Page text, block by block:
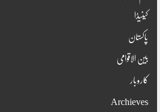
کینیڈا
پاکستان
بین الاقوامی
کاروبار
Archieves